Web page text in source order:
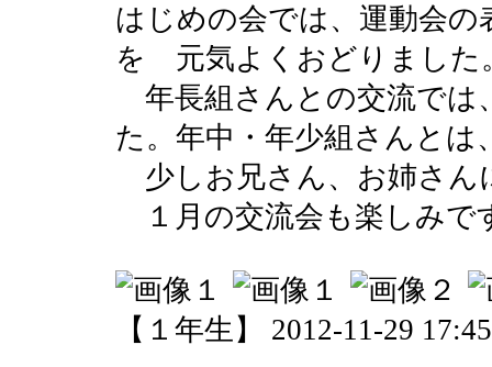
はじめの会では、運動会
を 元気よくおどりました
年長組さんとの交流では
た。年中・年少組さんと
少しお兄さん、お姉さん
１月の交流会も楽しみで
【１年生】 2012-11-29